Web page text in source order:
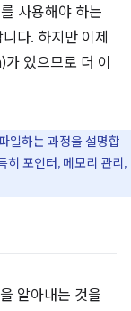
사용해야 하는
다. 하지만 이제
있으므로 더 이
일하는 과정을 설명합
히 포인터, 메모리 관리,
알아내는 것을